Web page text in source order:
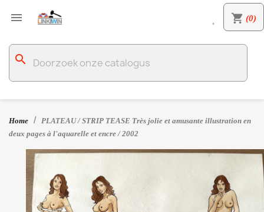
 shopping_cart (0)

search
Home
PLATEAU / STRIP TEASE Très jolie et amusante illustration en
deux pages à l'aquarelle et encre / 2002